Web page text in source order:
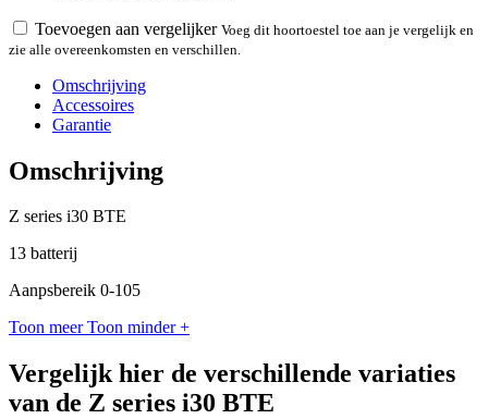
Toevoegen aan vergelijker Voeg dit hoortoestel toe aan je vergelijk en
zie alle overeenkomsten en verschillen.
Omschrijving
Accessoires
Garantie
Omschrijving
Z series i30 BTE
13 batterij
Aanpsbereik 0-105
Toon meer Toon minder +
Vergelijk hier de verschillende variaties
van de Z series i30 BTE